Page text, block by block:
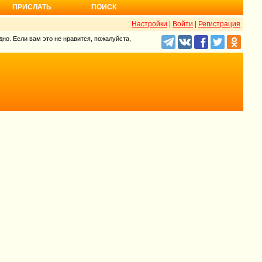
ПРИСЛАТЬ ПОИСК
Настройки Войти Регистрация
Если вам это не нравится, пожалуйста,